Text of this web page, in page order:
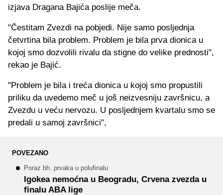
izjava Dragana Bajića poslije meča.
"Čestitam Zvezdi na pobjedi. Nije samo posljednja
četvrtina bila problem. Problem je bila prva dionica u
kojoj smo dozvolili rivalu da stigne do velike prednosti",
rekao je Bajić.
"Problem je bila i treća dionica u kojoj smo propustili
priliku da uvedemo meč u još neizvesniju završnicu, a
Zvezdu u veću nervozu. U posljednjem kvartalu smo se
predali u samoj završnici",
POVEZANO
Poraz bh. prvaka u polufinalu
Igokea nemoćna u Beogradu, Crvena zvezda u
finalu ABA lige